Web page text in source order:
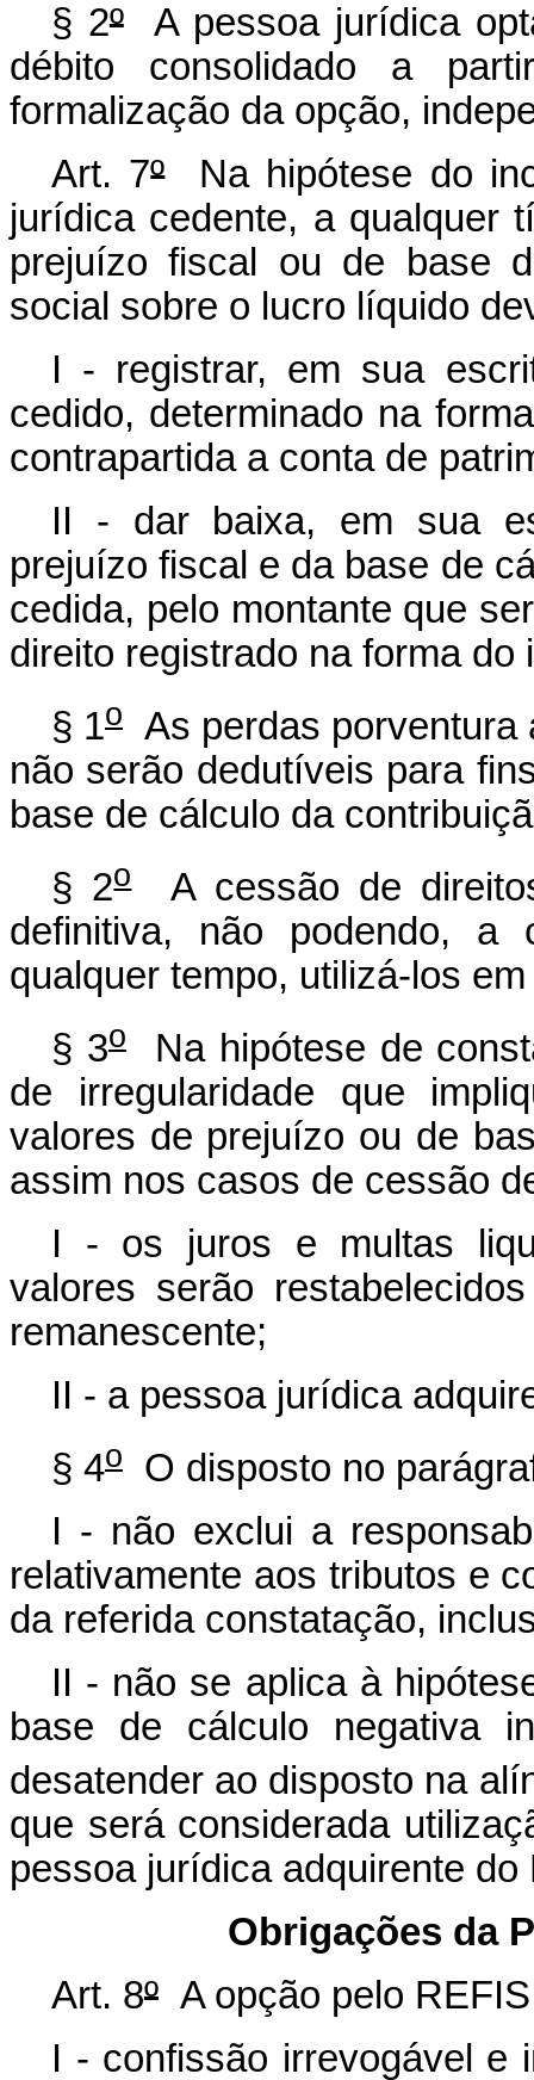
§ 2ºA pessoa jurídica
débito consolidado a
formalização da opção,
Art. 7ºNa hipótese do
jurídica cedente, a qualquer
prejuízo fiscal ou de base
social sobre o lucro líquido
I - registrar, em sua
cedido, determinado na
contrapartida a conta de
II - dar baixa, em sua
prejuízo fiscal e da base de
cedida, pelo montante que
direito registrado na forma do
§ 1o
As perdas porventura
não serão dedutíveis para
base de cálculo da
§ 2oA cessão de
definitiva, não podendo, a
qualquer tempo, utilizá-los
§ 3oNa hipótese de
de irregularidade que
valores de prejuízo ou de
assim nos casos de cessão
I - os juros e multas
valores serão
remanescente;
II - a pessoa jurídica
§ 4o
O disposto no
I - não exclui a
relativamente aos tributos e
da referida constatação,
II - não se aplica à
base de cálculo negativa
desatender ao disposto na
que será considerada
pessoa jurídica adquirente do
Obrigações da
Art. 8º A opção pelo
I - confissão irrevogável e